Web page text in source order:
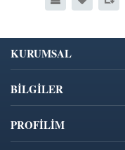
KURUMSAL
BİLGİLER
PROFİLİM